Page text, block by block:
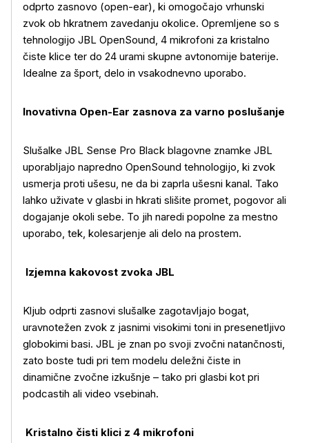
odprto zasnovo (open-ear), ki omogočajo vrhunski
zvok ob hkratnem zavedanju okolice. Opremljene so s
tehnologijo JBL OpenSound, 4 mikrofoni za kristalno
čiste klice ter do 24 urami skupne avtonomije baterije.
Idealne za šport, delo in vsakodnevno uporabo.
Inovativna Open-Ear zasnova za varno poslušanje
Slušalke JBL Sense Pro Black blagovne znamke JBL
uporabljajo napredno OpenSound tehnologijo, ki zvok
usmerja proti ušesu, ne da bi zaprla ušesni kanal. Tako
lahko uživate v glasbi in hkrati slišite promet, pogovor ali
dogajanje okoli sebe. To jih naredi popolne za mestno
uporabo, tek, kolesarjenje ali delo na prostem.
Izjemna kakovost zvoka JBL
Kljub odprti zasnovi slušalke zagotavljajo bogat,
uravnotežen zvok z jasnimi visokimi toni in presenetljivo
globokimi basi. JBL je znan po svoji zvočni natančnosti,
zato boste tudi pri tem modelu deležni čiste in
dinamične zvočne izkušnje – tako pri glasbi kot pri
podcastih ali video vsebinah.
Kristalno čisti klici z 4 mikrofoni